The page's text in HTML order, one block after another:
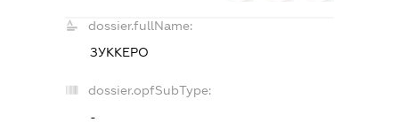
dossier.fullName:
ЗУККЕРО
dossier.opfSubType:
-